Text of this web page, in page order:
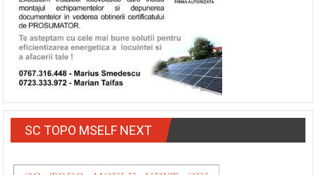
SC TOPO MSELF NEXT